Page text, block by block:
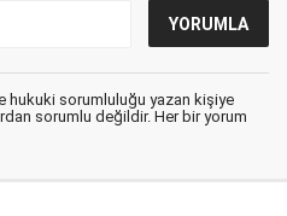
hukuki sorumluluğu yazan kişiye
sorumlu değildir. Her bir yorum